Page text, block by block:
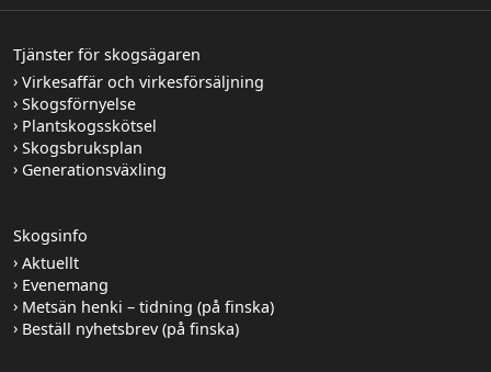
Tjänster för skogsägaren
Virkesaffär och virkesförsäljning
Skogsförnyelse
Plantskogsskötsel
Skogsbruksplan
Generationsväxling
Skogsinfo
Aktuellt
Evenemang
Metsän henki – tidning (på finska)
Beställ nyhetsbrev (på finska)